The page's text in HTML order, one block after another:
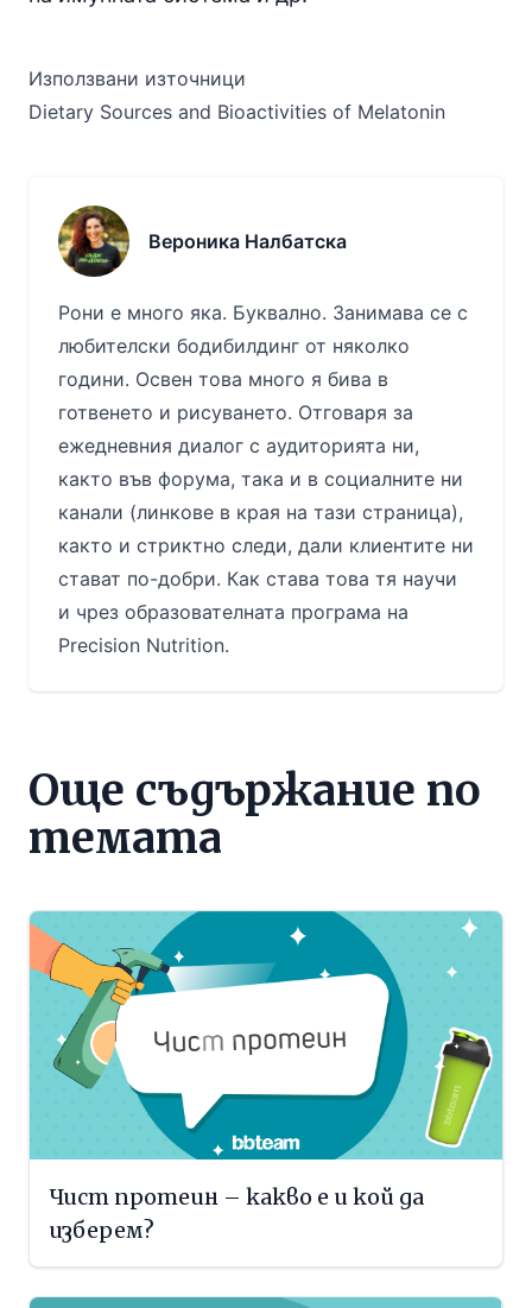
Използвани източници
Dietary Sources and Bioactivities of Melatonin
Вероника Налбатска
Рони е много яка. Буквално. Занимава се с
любителски бодибилдинг от няколко
години. Освен това много я бива в
готвенето и рисуването. Отговаря за
ежедневния диалог с аудиторията ни,
както във форума, така и в социалните ни
канали (линкове в края на тази страница),
както и стриктно следи, дали клиентите ни
стават по-добри. Как става това тя научи
и чрез образователната програма на
Precision Nutrition.
Още съдържание по
темата
Чист протеин – какво е и кой да
изберем?